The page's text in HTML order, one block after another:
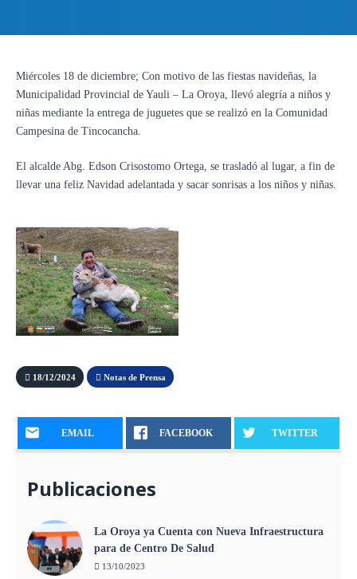
Miércoles 18 de diciembre; Con motivo de las fiestas navideñas, la
Municipalidad Provincial de Yauli – La Oroya, llevó alegría a niños y
niñas mediante la entrega de juguetes que se realizó en la Comunidad
Campesina de Tincocancha.
El alcalde Abg. Edson Crisostomo Ortega, se trasladó al lugar, a fin de
llevar una feliz Navidad adelantada y sacar sonrisas a los niños y niñas.
18/12/2024 Notas de Prensa
EMAIL FACEBOOK TWITTER
Publicaciones
La Oroya ya Cuenta con Nueva Infraestructura
para de Centro De Salud
13/10/2023